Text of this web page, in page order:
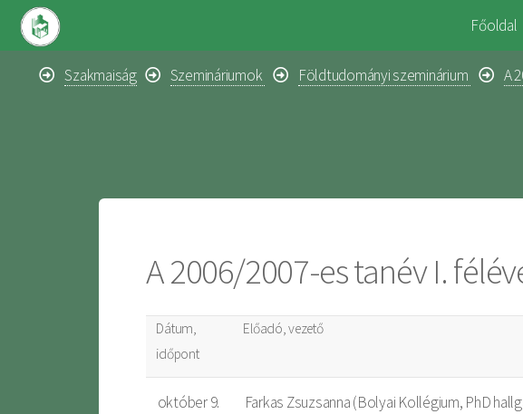
Főoldal
Szakmaiság Szemináriumok Földtudományi szeminárium A
A 2006/2007-es tanév I.
Dátum,
időpont
Előadó, vezető
október 9. Farkas Zsuzsanna (Bolyai Kollégium, PhD